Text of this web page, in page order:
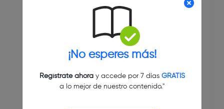
¡No esperes más!
Regístrate ahoray accede por 7 días GRATIS
a lo mejor de nuestro contenido."